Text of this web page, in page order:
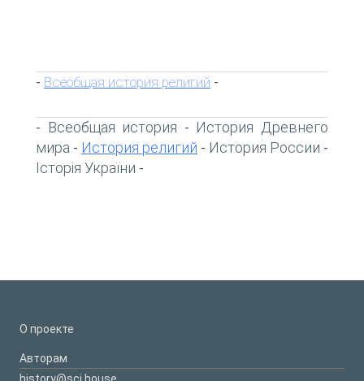
- Всеобщая история религий -
- Всеобщая история - История Древнего
мира - История религий - История России -
Історія України -
О проекте
Авторам
history@sci.house